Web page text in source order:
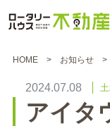
HOME お知らせ
2024.07.08
アイタ